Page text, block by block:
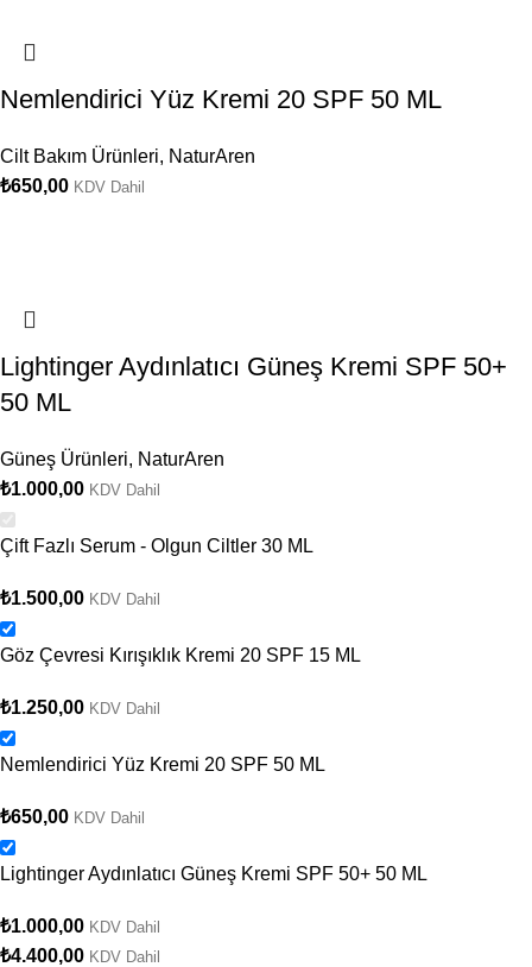
Nemlendirici Yüz Kremi 20 SPF 50 ML
Cilt Bakım Ürünleri, NaturAren
₺650,00 KDV Dahil
Lightinger Aydınlatıcı Güneş Kremi SPF 50+
50 ML
Güneş Ürünleri, NaturAren
₺1.000,00 KDV Dahil
Çift Fazlı Serum - Olgun Ciltler 30 ML
₺1.500,00 KDV Dahil
Göz Çevresi Kırışıklık Kremi 20 SPF 15 ML
₺1.250,00 KDV Dahil
Nemlendirici Yüz Kremi 20 SPF 50 ML
₺650,00 KDV Dahil
Lightinger Aydınlatıcı Güneş Kremi SPF 50+ 50 ML
₺1.000,00 KDV Dahil
₺4.400,00 KDV Dahil